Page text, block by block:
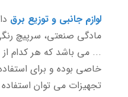
لوازم جانبی و توزیع برق
مادگی صنعتی، سرپیچ
... می باشد که هر کدام از
خاصی بوده و برای استفاده
تجهیزات می توان